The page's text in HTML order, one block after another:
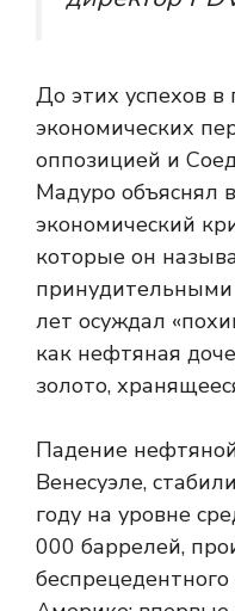
До этих успехов в
экономических
оппозицией и
Мадуро объяснял
экономический
которые он
лет осуждал
как нефтяная
золото,
Падение
Венесуэле,
году на уровне
000 баррелей,